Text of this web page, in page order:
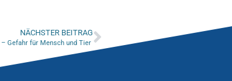
NÄCHSTER BEITRAG
Gefahr für Mensch und Tier